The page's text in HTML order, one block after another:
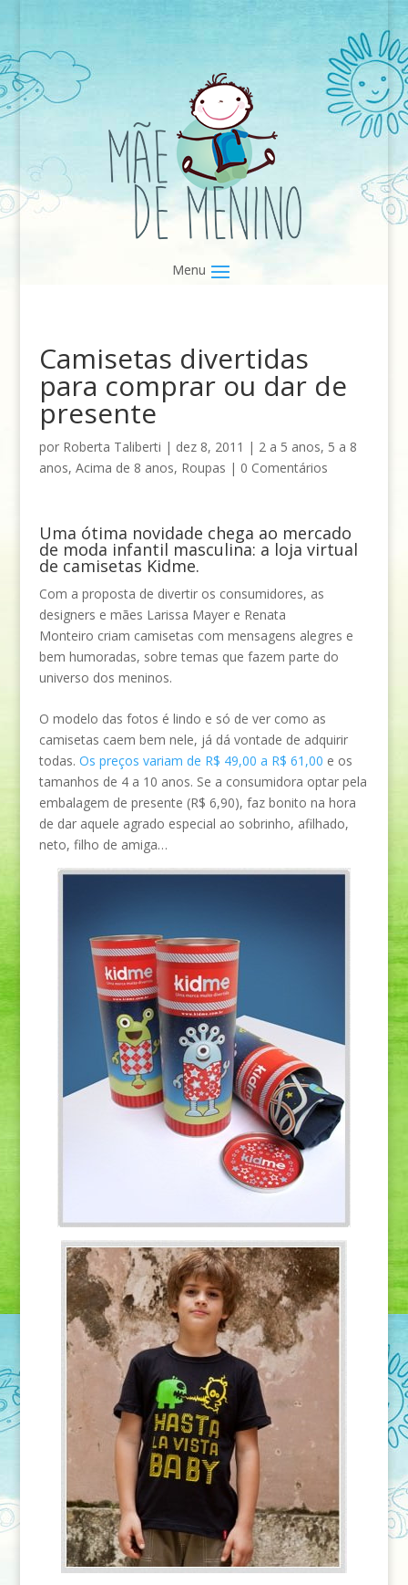
Camisetas divertidas
para comprar ou dar de
presente
por Roberta Taliberti | dez 8, 2011 | 2 a 5 anos, 5 a 8
anos, Acima de 8 anos, Roupas | 0 Comentários
Uma ótima novidade chega ao mercado
de moda infantil masculina: a loja virtual
de camisetas Kidme.
Com a proposta de divertir os consumidores, as
designers e mães Larissa Mayer e Renata
Monteiro criam camisetas com mensagens alegres e
bem humoradas, sobre temas que fazem parte do
universo dos meninos.
O modelo das fotos é lindo e só de ver como as
camisetas caem bem nele, já dá vontade de adquirir
todas. Os preços variam de R$ 49,00 a R$ 61,00 e os
tamanhos de 4 a 10 anos. Se a consumidora optar pela
embalagem de presente (R$ 6,90), faz bonito na hora
de dar aquele agrado especial ao sobrinho, afilhado,
neto, filho de amiga…